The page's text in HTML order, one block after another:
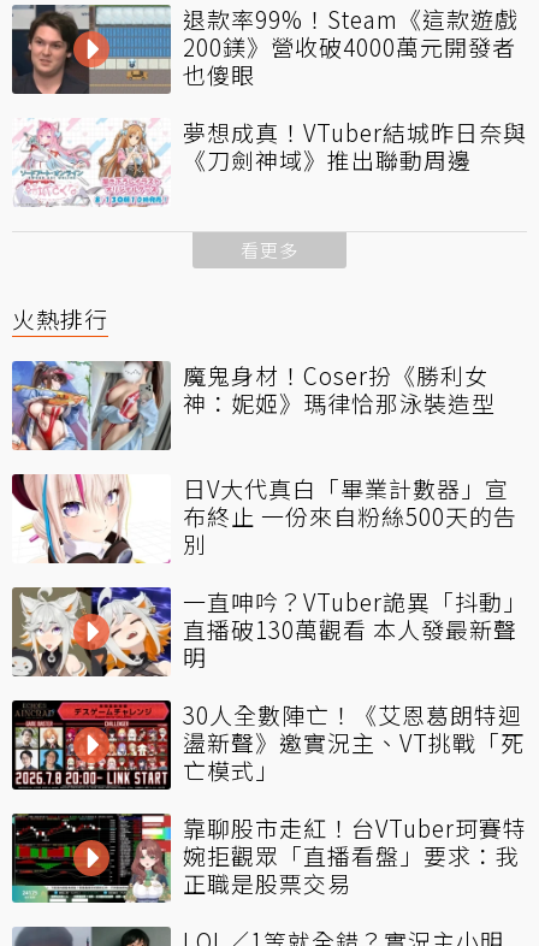
退款率99%！Steam《這款遊戲
200鎂》營收破4000萬元開發者
也傻眼
夢想成真！VTuber結城昨日奈與
《刀劍神域》推出聯動周邊
看更多
火熱排行
魔鬼身材！Coser扮《勝利女
神：妮姬》瑪律恰那泳裝造型
日V大代真白「畢業計數器」宣
布終止 一份來自粉絲500天的告
別
一直呻吟？VTuber詭異「抖動」
直播破130萬觀看 本人發最新聲
明
30人全數陣亡！《艾恩葛朗特迴
盪新聲》邀實況主、VT挑戰「死
亡模式」
靠聊股市走紅！台VTuber珂賽特
婉拒觀眾「直播看盤」要求：我
正職是股票交易